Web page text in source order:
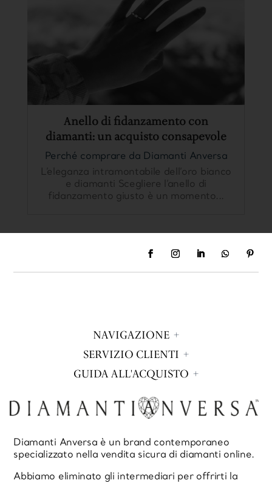
Anello di fidanzamento con
diamanti: un acquisto consapevole
Perché comprare da Diamanti Anversa
L’eleganza intramontabile dell’oro bianco
e diamanti Scegliere l’anello di
fidanzamento giusto è un momento...
NAVIGAZIONE
SERVIZIO CLIENTI
GUIDA ALL'ACQUISTO
Diamanti Anversa è un brand contemporaneo
specializzato nella vendita sicura di diamanti online.
Abbiamo eliminato gli intermediari per offrirti la